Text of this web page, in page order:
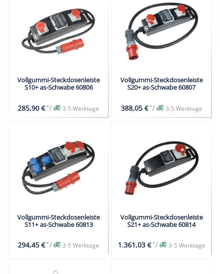
Vollgummi-Steckdosenleiste
S10+ as-Schwabe 60806
285,90 €*/ 3-5 Werktage
Vollgummi-Steckdosenleiste
S20+ as-Schwabe 60807
388,05 €*/ 3-5 Werktage
Vollgummi-Steckdosenleiste
S11+ as-Schwabe 60813
294,45 €*/ 3-5 Werktage
Vollgummi-Steckdosenleiste
S21+ as-Schwabe 60814
1.361,03 €*/ 3-5 Werktage